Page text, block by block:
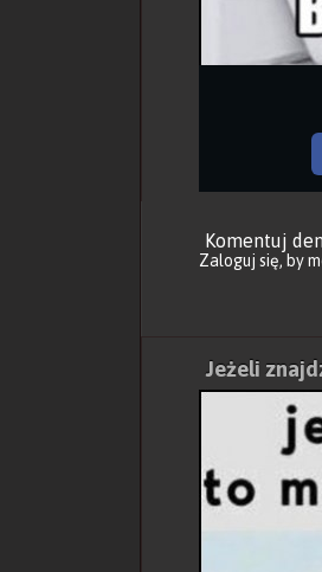
Komentuj
Zaloguj się, by
Jeżeli